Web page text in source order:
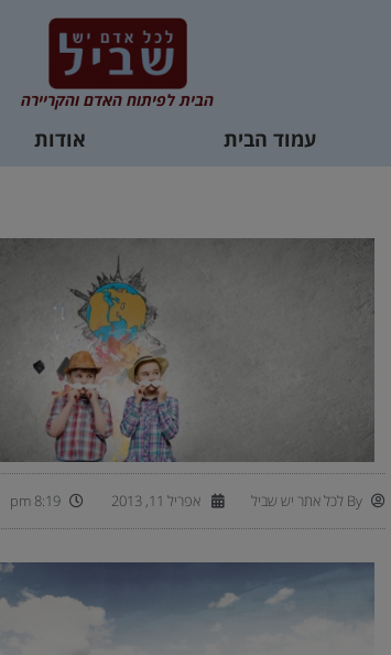
הבית לפיתוח האדם והקריירה
עמוד הבית אודות
By לכל אתר יש שביל אפריל 11, 2013 8:19 pm